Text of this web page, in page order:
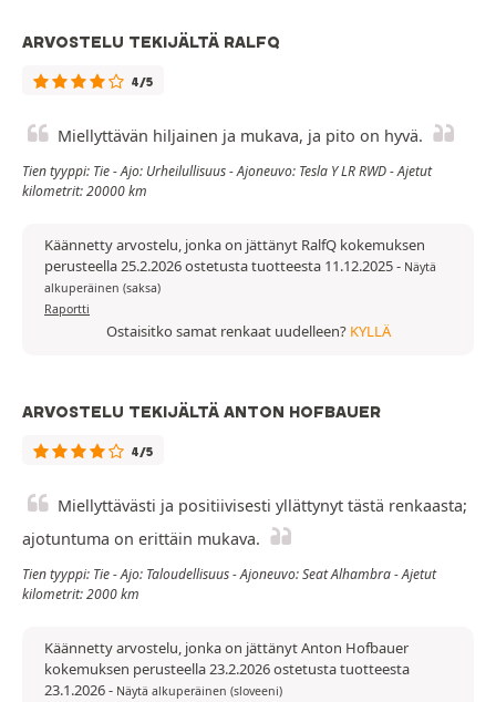
ARVOSTELU TEKIJÄLTÄ RALFQ
4/5
Miellyttävän hiljainen ja mukava, ja pito on hyvä.
Tien tyyppi: Tie - Ajo: Urheilullisuus - Ajoneuvo: Tesla Y LR RWD - Ajetut
kilometrit: 20000 km
Käännetty arvostelu, jonka on jättänyt RalfQ kokemuksen
perusteella 25.2.2026 ostetusta tuotteesta 11.12.2025- Näytä
alkuperäinen (saksa)
Raportti
Ostaisitko samat renkaat uudelleen? KYLLÄ
ARVOSTELU TEKIJÄLTÄ ANTON HOFBAUER
4/5
Miellyttävästi ja positiivisesti yllättynyt tästä renkaasta;
ajotuntuma on erittäin mukava.
Tien tyyppi: Tie - Ajo: Taloudellisuus - Ajoneuvo: Seat Alhambra - Ajetut
kilometrit: 2000 km
Käännetty arvostelu, jonka on jättänyt Anton Hofbauer
kokemuksen perusteella 23.2.2026 ostetusta tuotteesta
23.1.2026- Näytä alkuperäinen (sloveeni)